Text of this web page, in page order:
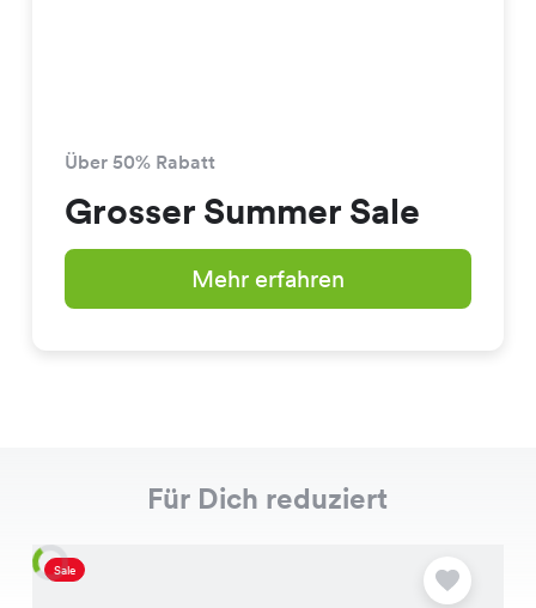
Über 50% Rabatt
Grosser Summer Sale
Mehr erfahren
Für Dich reduziert
Sale